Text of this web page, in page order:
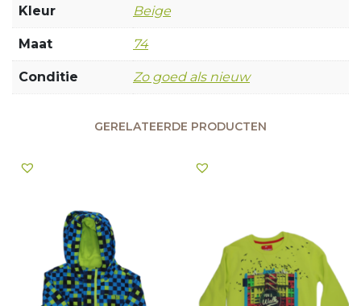
Kleur Beige
Maat 74
Conditie Zo goed als nieuw
GERELATEERDE PRODUCTEN